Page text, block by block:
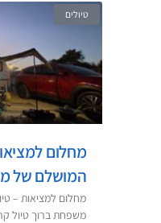
טיולים
מחלום
המושלם של
מחלום למציאות –
משפחת ברוך טיול